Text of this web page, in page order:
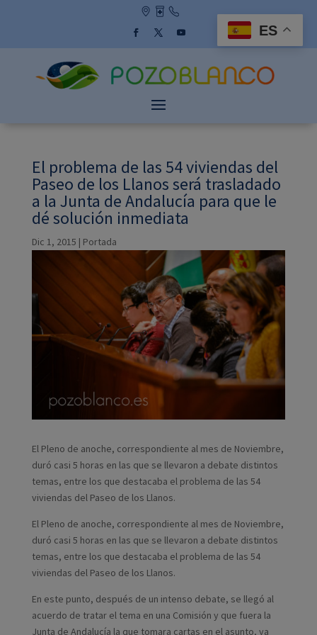
El problema de las 54 viviendas del
Paseo de los Llanos será trasladado
a la Junta de Andalucía para que le
dé solución inmediata
Dic 1, 2015 | Portada
El Pleno de anoche, correspondiente al mes de Noviembre,
duró casi 5 horas en las que se llevaron a debate distintos
temas, entre los que destacaba el problema de las 54
viviendas del Paseo de los Llanos.
El Pleno de anoche, correspondiente al mes de Noviembre,
duró casi 5 horas en las que se llevaron a debate distintos
temas, entre los que destacaba el problema de las 54
viviendas del Paseo de los Llanos.
En este punto, después de un intenso debate, se llegó al
acuerdo de tratar el tema en una Comisión y que fuera la
Junta de Andalucía la que tomara cartas en el asunto, ya
ES